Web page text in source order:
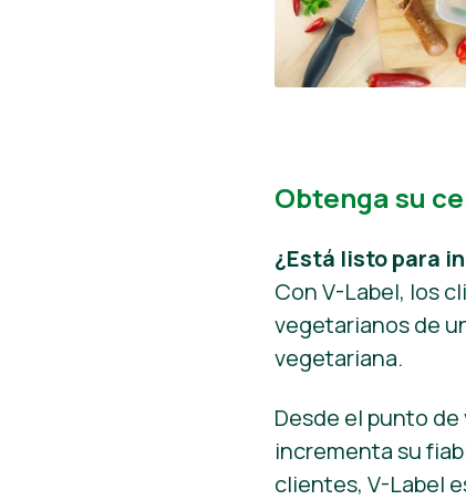
Obtenga su
¿Está listo para
Con V-Label, los
vegetarianos de
vegetariana.
Desde el punto
incrementa su
clientes, V-Label